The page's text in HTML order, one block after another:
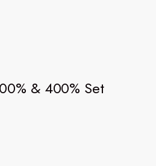
& 400% Set